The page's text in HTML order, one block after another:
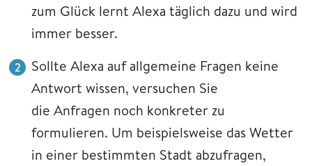
zum Glück lernt Alexa täglich dazu und wird
immer besser.
Sollte Alexa auf allgemeine Fragen keine
Antwort wissen, versuchen Sie
die Anfragen noch konkreter zu
formulieren. Um beispielsweise das Wetter
in einer bestimmten Stadt abzufragen,